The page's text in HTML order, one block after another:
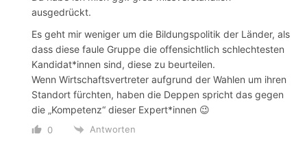
ausgedrückt.
Es geht mir weniger um die Bildungspolitik der Länder, als
dass diese faule Gruppe die offensichtlich schlechtesten
Kandidat*innen sind, diese zu beurteilen.
Wenn Wirtschaftsvertreter aufgrund der Wahlen um ihren
Standort fürchten, haben die Deppen spricht das gegen
die „Kompetenz“ dieser Expert*innen 😉
0 Antworten